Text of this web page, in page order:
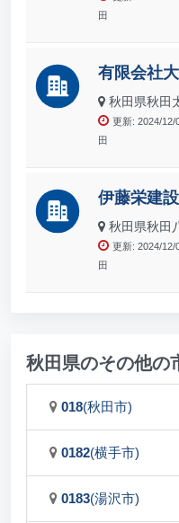
田
有限会社
秋田県秋田
更新: 2024/12/
田
伊藤栄建
秋田県秋田
更新: 2024/12/
田
秋田県のその他の
018(秋田市)
0182(横手市)
0183(湯沢市)